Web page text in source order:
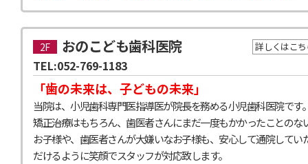
2F おのこども歯科医院 詳しくはこ
「歯の未来は、子どもの未来」
当院は、小児歯科専門医指導医が院長を務める小児歯科医院です
矯正治療はもちろん、歯医者さんにまだ一度もかかったことのな
お子様や、歯医者さんが大嫌いなお子様も、安心して通院してい
だけるように笑顔でスタッフが対応致します。
TEL:052-769-1183